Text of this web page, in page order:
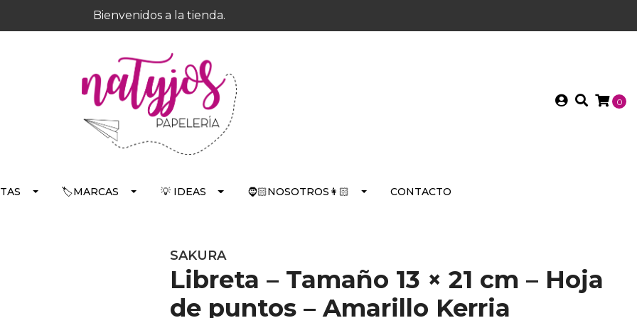
Bienvenidos a la tienda.
0
🏷️MARCAS 💡 IDEAS 🧔🏻NOSOTROS👩🏻 CONTACTO
SAKURA
Libreta – Tamaño 13 × 21 cm – Hoja
de puntos – Amarillo Kerria